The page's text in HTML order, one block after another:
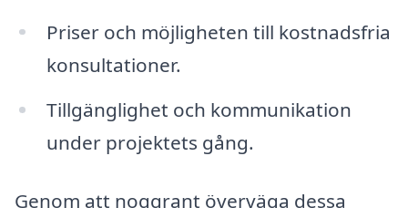
Priser och möjligheten till kostnadsfria
konsultationer.
Tillgänglighet och kommunikation
under projektets gång.
Genom att noggrant överväga dessa